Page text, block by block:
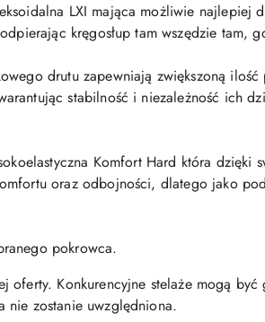
LXI mająca możliwie najlepiej
kręgosłup tam wszędzie tam,
drutu zapewniają zwiększoną
stabilność i niezależność ich
Komfort Hard która dzięki
oraz odbojności, dlatego jako
pokrowca.
oferty. Konkurencyjne stelaże mogą
nie zostanie uwzględniona.